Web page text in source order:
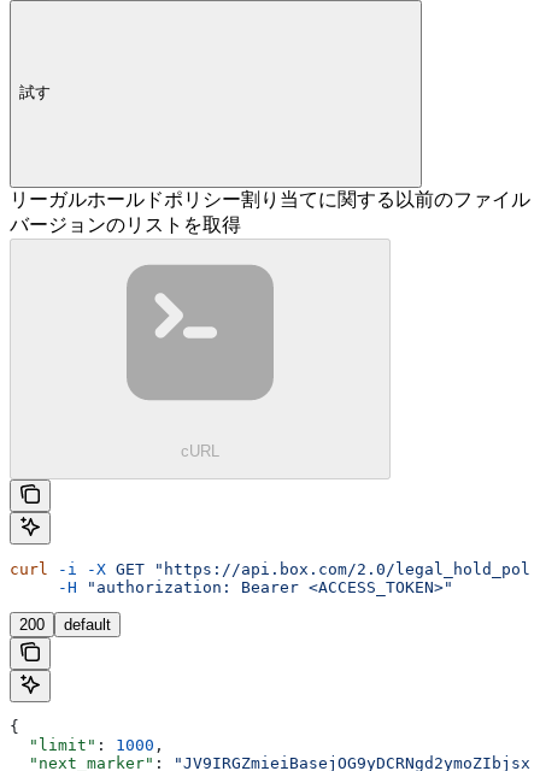
試す
リーガルホールドポリシー割り当てに関する以前のファイル
バージョンのリストを取得
cURL
curl -i -X GET "https://api.box.com/2.0/
     -H
"authorization: Bearer <ACCESS_TOKEN>"
200 default
{
  "limit"
: 1000 ,
  "next_marker"
: